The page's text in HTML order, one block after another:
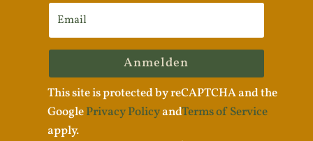
Anmelden
This site is protected by reCAPTCHA and the
GooglePrivacy PolicyandTerms of Service
apply.